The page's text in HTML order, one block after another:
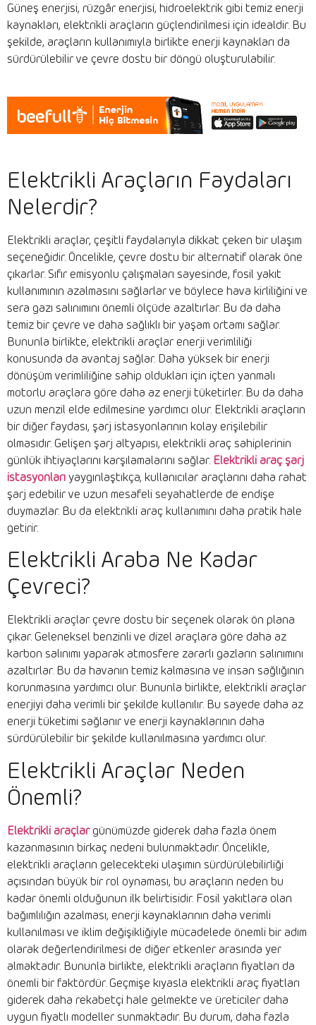
Güneş enerjisi, rüzgâr enerjisi, hidroelektrik gibi temiz enerji
kaynakları, elektrikli araçların güçlendirilmesi için idealdir. Bu
şekilde, araçların kullanımıyla birlikte enerji kaynakları da
sürdürülebilir ve çevre dostu bir döngü oluşturulabilir.
Elektrikli Araçların Faydaları
Nelerdir?
Elektrikli araçlar, çeşitli faydalarıyla dikkat çeken bir ulaşım
seçeneğidir. Öncelikle, çevre dostu bir alternatif olarak öne
çıkarlar. Sıfır emisyonlu çalışmaları sayesinde, fosil yakıt
kullanımının azalmasını sağlarlar ve böylece hava kirliliğini ve
sera gazı salınımını önemli ölçüde azaltırlar. Bu da daha
temiz bir çevre ve daha sağlıklı bir yaşam ortamı sağlar.
Bununla birlikte, elektrikli araçlar enerji verimliliği
konusunda da avantaj sağlar. Daha yüksek bir enerji
dönüşüm verimliliğine sahip oldukları için içten yanmalı
motorlu araçlara göre daha az enerji tüketirler. Bu da daha
uzun menzil elde edilmesine yardımcı olur. Elektrikli araçların
bir diğer faydası, şarj istasyonlarının kolay erişilebilir
olmasıdır. Gelişen şarj altyapısı, elektrikli araç sahiplerinin
günlük ihtiyaçlarını karşılamalarını sağlar. Elektrikli araç şarj
istasyonları yaygınlaştıkça, kullanıcılar araçlarını daha rahat
şarj edebilir ve uzun mesafeli seyahatlerde de endişe
duymazlar. Bu da elektrikli araç kullanımını daha pratik hale
getirir.
Elektrikli Araba Ne Kadar
Çevreci?
Elektrikli araçlar çevre dostu bir seçenek olarak ön plana
çıkar. Geleneksel benzinli ve dizel araçlara göre daha az
karbon salınımı yaparak atmosfere zararlı gazların salınımını
azaltırlar. Bu da havanın temiz kalmasına ve insan sağlığının
korunmasına yardımcı olur. Bununla birlikte, elektrikli araçlar
enerjiyi daha verimli bir şekilde kullanılır. Bu sayede daha az
enerji tüketimi sağlanır ve enerji kaynaklarının daha
sürdürülebilir bir şekilde kullanılmasına yardımcı olur.
Elektrikli Araçlar Neden
Önemli?
Elektrikli araçlar günümüzde giderek daha fazla önem
kazanmasının birkaç nedeni bulunmaktadır. Öncelikle,
elektrikli araçların gelecekteki ulaşımın sürdürülebilirliği
açısından büyük bir rol oynaması, bu araçların neden bu
kadar önemli olduğunun ilk belirtisidir. Fosil yakıtlara olan
bağımlılığın azalması, enerji kaynaklarının daha verimli
kullanılması ve iklim değişikliğiyle mücadelede önemli bir adım
olarak değerlendirilmesi de diğer etkenler arasında yer
almaktadır. Bununla birlikte, elektrikli araçların fiyatları da
önemli bir faktördür. Geçmişe kıyasla elektrikli araç fiyatları
giderek daha rekabetçi hale gelmekte ve üreticiler daha
uygun fiyatlı modeller sunmaktadır. Bu durum, daha fazla